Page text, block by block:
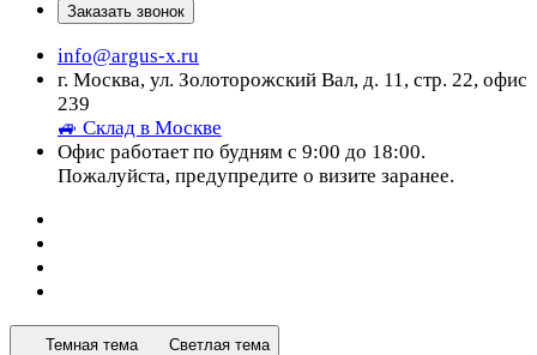
Заказать звонок
info@argus-x.ru
г. Москва, ул. Золоторожский Вал, д. 11, стр. 22, офис
239
🚙 Склад в Москве
Офис работает по будням с 9:00 до 18:00.
Пожалуйста, предупредите о визите заранее.
Темная тема Светлая тема